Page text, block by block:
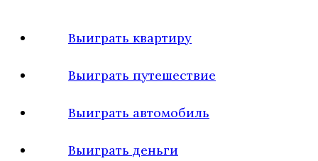
Выиграть квартиру
Выиграть путешествие
Выиграть автомобиль
Выиграть деньги